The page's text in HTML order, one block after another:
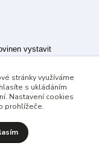
vystavit
daně online; v
48 hodin.
stránky využíváme
s ukládáním
Nastavení cookies
prohlížeče.